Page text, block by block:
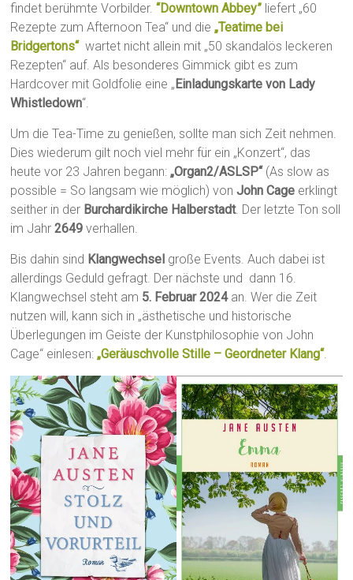
findet berühmte Vorbilder.“Downtown Abbey” liefert „60
Rezepte zum Afternoon Tea“ und die„Teatime bei
Bridgertons“ wartet nicht allein mit „50 skandalös leckeren
Rezepten“ auf. Als besonderes Gimmick gibt es zum
Hardcover mit Goldfolie eine „ Einladungskarte von Lady
Whistledown“.
Um die Tea-Time zu genießen, sollte man sich Zeit nehmen.
Dies wiederum gilt noch viel mehr für ein „Konzert“, das
heute vor 23 Jahren begann:„Organ2/ASLSP“ (As slow as
possible = So langsam wie möglich) vonJohn Cage erklingt
seither in der Burchardikirche Halberstadt. Der letzte Ton soll
im Jahr2649 verhallen.
Bis dahin sind Klangwechsel große Events. Auch dabei ist
allerdings Geduld gefragt. Der nächste und dann 16.
Klangwechsel steht am 5. Februar 2024an. Wer die Zeit
nutzen will, kann sich in „ästhetische und historische
Überlegungen im Geiste der Kunstphilosophie von John
Cage“ einlesen:„Geräuschvolle Stille – Geordneter Klang“.